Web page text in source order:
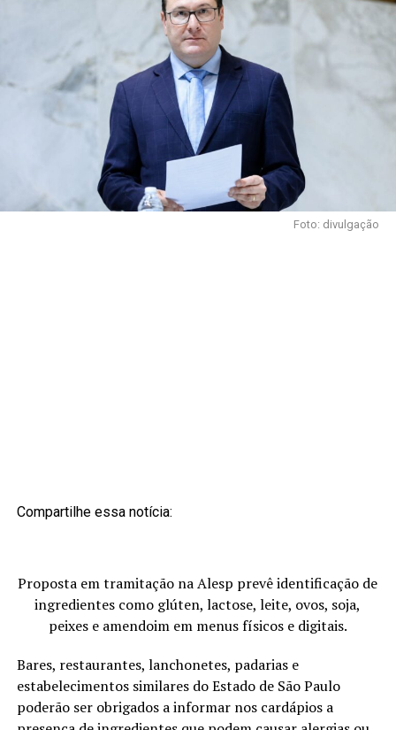
Foto: divulgação
Compartilhe essa notícia:
Proposta em tramitação na Alesp prevê identificação de
ingredientes como glúten, lactose, leite, ovos, soja,
peixes e amendoim em menus físicos e digitais.
Bares, restaurantes, lanchonetes, padarias e
estabelecimentos similares do Estado de São Paulo
poderão ser obrigados a informar nos cardápios a